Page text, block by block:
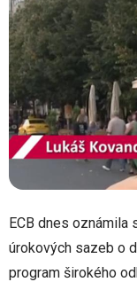
ECB dnes oznámila
úrokových sazeb o
program širokého